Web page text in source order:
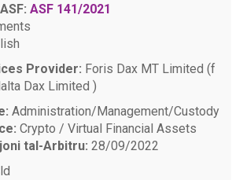
ASF 141/2021
Provider: Foris Dax MT Limited (f
Dax Limited )
Administration/Management/Custody
Crypto / Virtual Financial Assets
tal-Arbitru: 28/09/2022